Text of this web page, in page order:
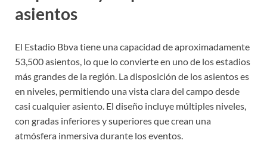
asientos
El Estadio Bbva tiene una capacidad de aproximadamente
53,500 asientos, lo que lo convierte en uno de los estadios
más grandes de la región. La disposición de los asientos es
en niveles, permitiendo una vista clara del campo desde
casi cualquier asiento. El diseño incluye múltiples niveles,
con gradas inferiores y superiores que crean una
atmósfera inmersiva durante los eventos.